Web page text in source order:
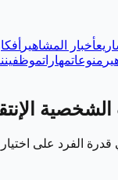
أخبار المشاهير
منوعاتمهاراتموظفين
الفرد على